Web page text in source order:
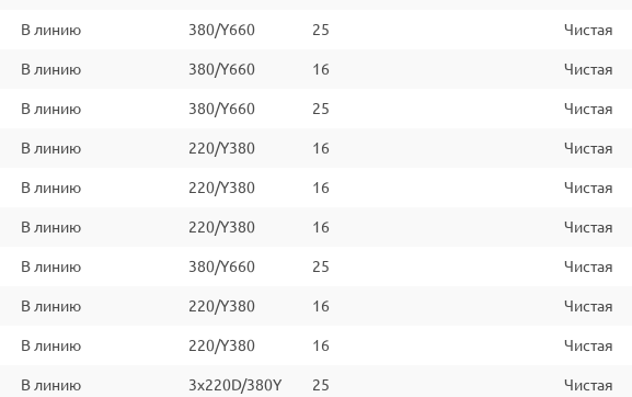
В линию 380/Y660 25 Чистая
В линию 380/Y660 16 Чистая
В линию 380/Y660 25 Чистая
В линию 220/Y380 16 Чистая
В линию 220/Y380 16 Чистая
В линию 220/Y380 16 Чистая
В линию 380/Y660 25 Чистая
В линию 220/Y380 16 Чистая
В линию 220/Y380 16 Чистая
В линию 3x220D/380Y 25 Чистая